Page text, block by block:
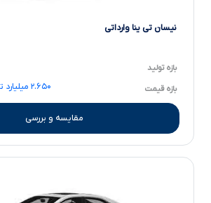
نیسان تی ینا وارداتی
بازه تولید
بازه قیمت ۲.۶۵۰ میلیارد تا ۳.۳۰۰ میلیارد تومانءءء
مقایسه و بررسی